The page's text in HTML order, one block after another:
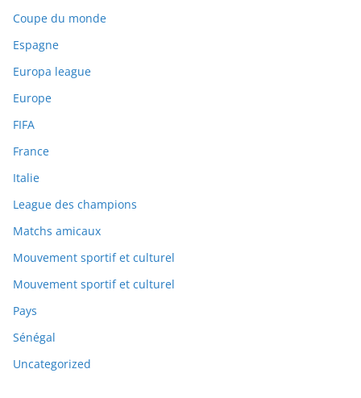
Coupe du monde
Espagne
Europa league
Europe
FIFA
France
Italie
League des champions
Matchs amicaux
Mouvement sportif et culturel
Mouvement sportif et culturel
Pays
Sénégal
Uncategorized